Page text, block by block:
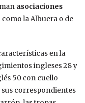
asociaciones
como la Albuera o de
en la
ingleses 28 y
50 con cuello
correspondientes